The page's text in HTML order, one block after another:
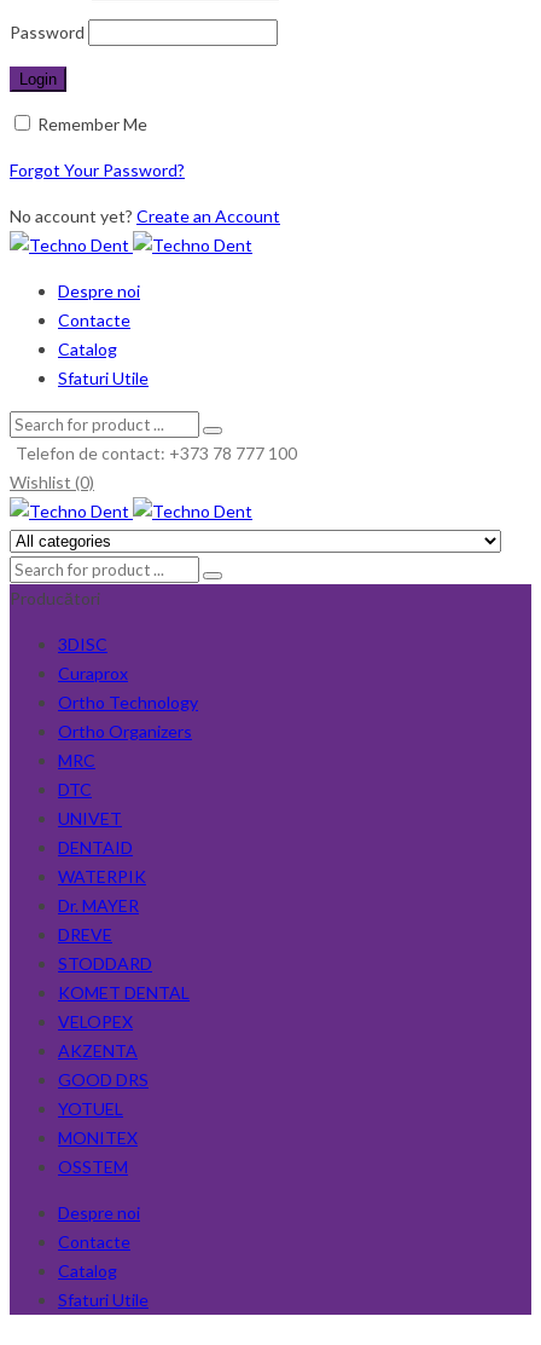
Password
Remember Me
Forgot Your Password?
No account yet? Create an Account
Despre noi
Contacte
Catalog
Sfaturi Utile
Telefon de contact: +373 78 777 100
Wishlist (0)
Producători
3DISC
Curaprox
Ortho Technology
Ortho Organizers
MRC
DTC
UNIVET
DENTAID
WATERPIK
Dr. MAYER
DREVE
STODDARD
KOMET DENTAL
VELOPEX
AKZENTA
GOOD DRS
YOTUEL
MONITEX
OSSTEM
Despre noi
Contacte
Catalog
Sfaturi Utile